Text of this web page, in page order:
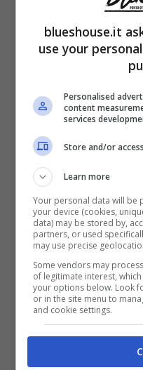
quartogenita
fianco del
deciso di
di tutte: quella della
Suo figlio Axel
notte scorsa,
gode di ottima
coraggiosa
averlo tenuto
concernente il
svelato.
In queste ore, gli
blueshouse.it
use your
Personalised
content
services
Store and/or
Learn more
Your personal data will be
your device (cookies,
data) may be stored by,
partners, or used
may use precise
Some vendors may
of legitimate interest,
your options below. Look
or in the site menu to
and cookie settings.